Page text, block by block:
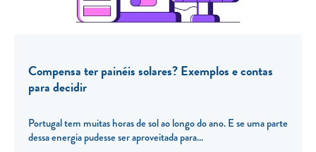
Compensa ter painéis solares? Exemplos e contas
para decidir
Portugal tem muitas horas de sol ao longo do ano. E se uma parte
dessa energia pudesse ser aproveitada para...